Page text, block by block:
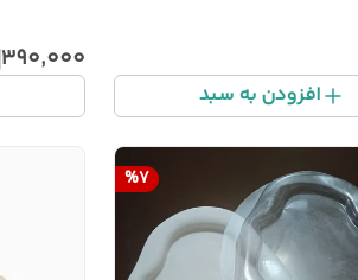
افزودن به سبد
۳۹۰٬۰۰۰
%7